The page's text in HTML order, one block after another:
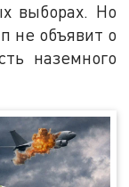
выборах. Но
не объявит о
наземного